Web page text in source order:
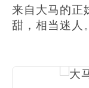
来自大马的正
甜，相当迷人。